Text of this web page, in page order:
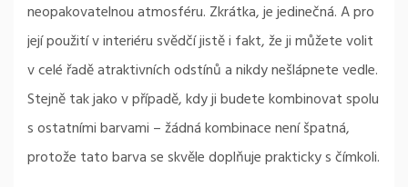
neopakovatelnou atmosféru. Zkrátka, je jedinečná. A pro
její použití v interiéru svědčí jistě i fakt, že ji můžete volit
v celé řadě atraktivních odstínů a nikdy nešlápnete vedle.
Stejně tak jako v případě, kdy ji budete kombinovat spolu
s ostatními barvami – žádná kombinace není špatná,
protože tato barva se skvěle doplňuje prakticky s čímkoli.